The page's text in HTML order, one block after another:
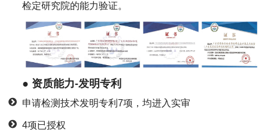
检定研究院的能力验证。
● 资质能力-发明专利
申请检测技术发明专利7项，均进入实审
4项已授权